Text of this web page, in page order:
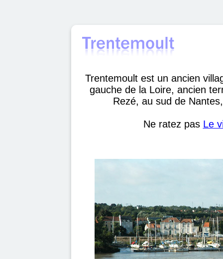
Trentemoult est un ancien
gauche de la Loire, ancien
Rezé, au sud de
Ne ratez pas Le